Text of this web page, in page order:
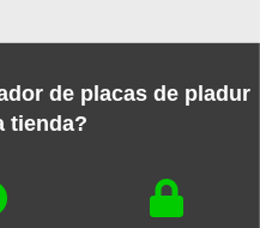
de placas de pladur
tienda?